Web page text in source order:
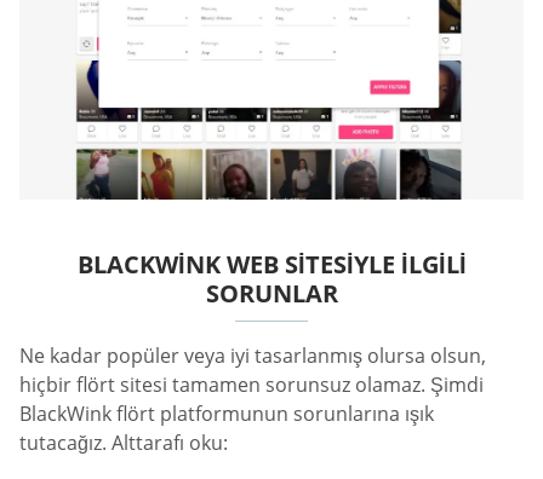
BLACKWINK WEB SITESIYLE İLGILI
SORUNLAR
Ne kadar popüler veya iyi tasarlanmış olursa olsun,
hiçbir flört sitesi tamamen sorunsuz olamaz. Şimdi
BlackWink flört platformunun sorunlarına ışık
tutacağız. Alttarafı oku: